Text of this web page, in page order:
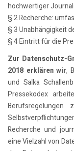
hochwertiger
§ 2 Recherche:
§ 3 Unabhängigkeit
§ 4 Eintritt für die
Zur Datenschutz-
2018 erklären wir,
und Salka
Pressekodex
Berufsregelungen
Recherche und
eine Vielzahl von